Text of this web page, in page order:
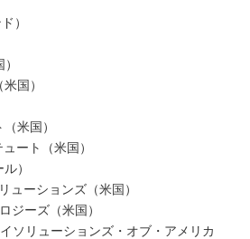
）
国）
米国）
ート（米国）
）
ューションズ（米国）
ジーズ（米国）
ソリューションズ・オブ・アメリカ